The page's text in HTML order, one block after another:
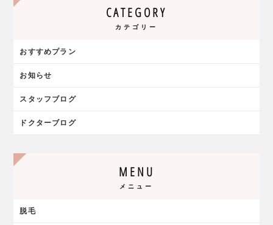
CATEGORY
カテゴリー
おすすめプラン
お知らせ
スタッフブログ
ドクターブログ
MENU
メニュー
脱毛